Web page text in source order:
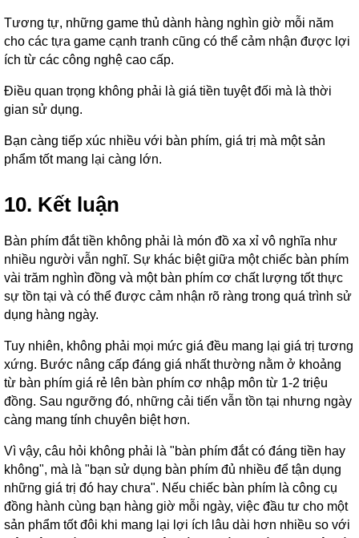
Tương tự, những game thủ dành hàng nghìn giờ mỗi năm
cho các tựa game cạnh tranh cũng có thể cảm nhận được lợi
ích từ các công nghệ cao cấp.
Điều quan trọng không phải là giá tiền tuyệt đối mà là thời
gian sử dụng.
Bạn càng tiếp xúc nhiều với bàn phím, giá trị mà một sản
phẩm tốt mang lại càng lớn.
10. Kết luận
Bàn phím đắt tiền không phải là món đồ xa xỉ vô nghĩa như
nhiều người vẫn nghĩ. Sự khác biệt giữa một chiếc bàn phím
vài trăm nghìn đồng và một bàn phím cơ chất lượng tốt thực
sự tồn tại và có thể được cảm nhận rõ ràng trong quá trình sử
dụng hàng ngày.
Tuy nhiên, không phải mọi mức giá đều mang lại giá trị tương
xứng. Bước nâng cấp đáng giá nhất thường nằm ở khoảng
từ bàn phím giá rẻ lên bàn phím cơ nhập môn từ 1-2 triệu
đồng. Sau ngưỡng đó, những cải tiến vẫn tồn tại nhưng ngày
càng mang tính chuyên biệt hơn.
Vì vậy, câu hỏi không phải là "bàn phím đắt có đáng tiền hay
không", mà là "bạn sử dụng bàn phím đủ nhiều để tận dụng
những giá trị đó hay chưa". Nếu chiếc bàn phím là công cụ
đồng hành cùng bạn hàng giờ mỗi ngày, việc đầu tư cho một
sản phẩm tốt đôi khi mang lại lợi ích lâu dài hơn nhiều so với